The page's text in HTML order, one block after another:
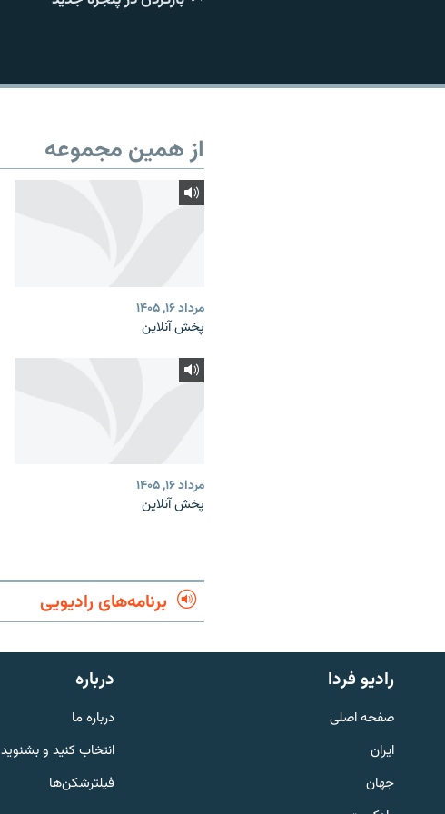
English
به ما بپیوندید
از همین مجموعه
مرداد ۱۶, ۱۴۰۵
پخش آنلاین
مرداد ۱۶, ۱۴۰۵
پخش آنلاین
برنامه‌های رادیویی
رادیو فردا
صفحه اصلی
ایران
جهان
درباره
درباره ما
انتخاب کنید و بشنوید
فیلترشکن‌ها